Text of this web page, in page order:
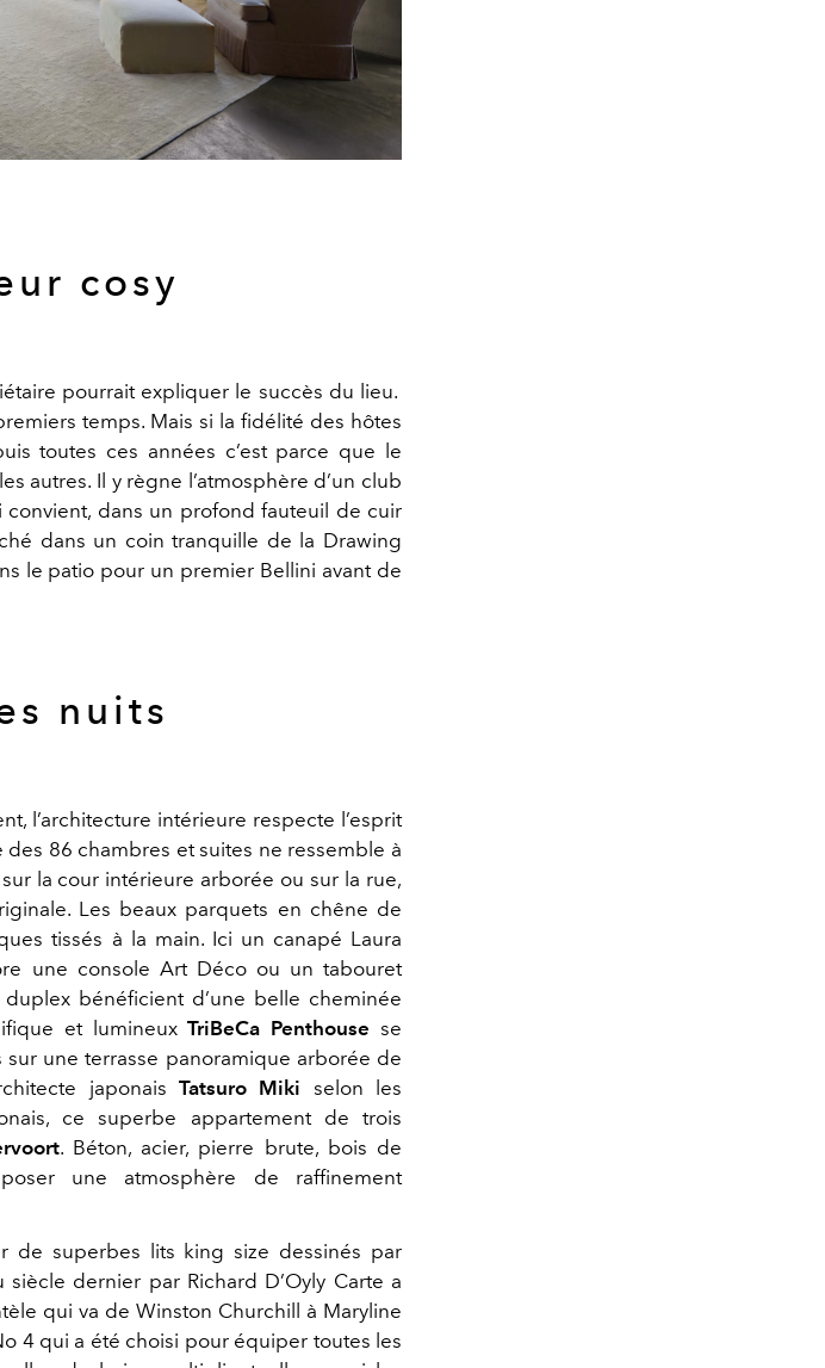
cosy
pourrait expliquer le succès du lieu.
temps. Mais si la fidélité des hôtes
toutes ces années c’est parce que le
autres. Il y règne l’atmosphère d’un club
dans un profond fauteuil de cuir
dans un coin tranquille de la Drawing
le patio pour un premier Bellini avant de
nuits
l’architecture intérieure respecte l’esprit
86 chambres et suites ne ressemble à
sur la cour intérieure arborée ou sur la rue,
Les beaux parquets en chêne de
tissés à la main. Ici un canapé Laura
une console Art Déco ou un tabouret
bénéficient d’une belle cheminée
et lumineuxTriBeCa Penthouse se
une terrasse panoramique arborée de
japonais Tatsuro Miki selon les
ce superbe appartement de trois
. Béton, acier, pierre brute, bois de
une atmosphère de raffinement
de superbes lits king size dessinés par
dernier par Richard D’Oyly Carte a
qui va de Winston Churchill à Maryline
4 qui a été choisi pour équiper toutes les